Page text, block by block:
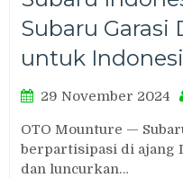
Subaru Garasi
untuk
29 November 2024
OTO Mounture —
berpartisipasi di ajang
dan luncurkan…